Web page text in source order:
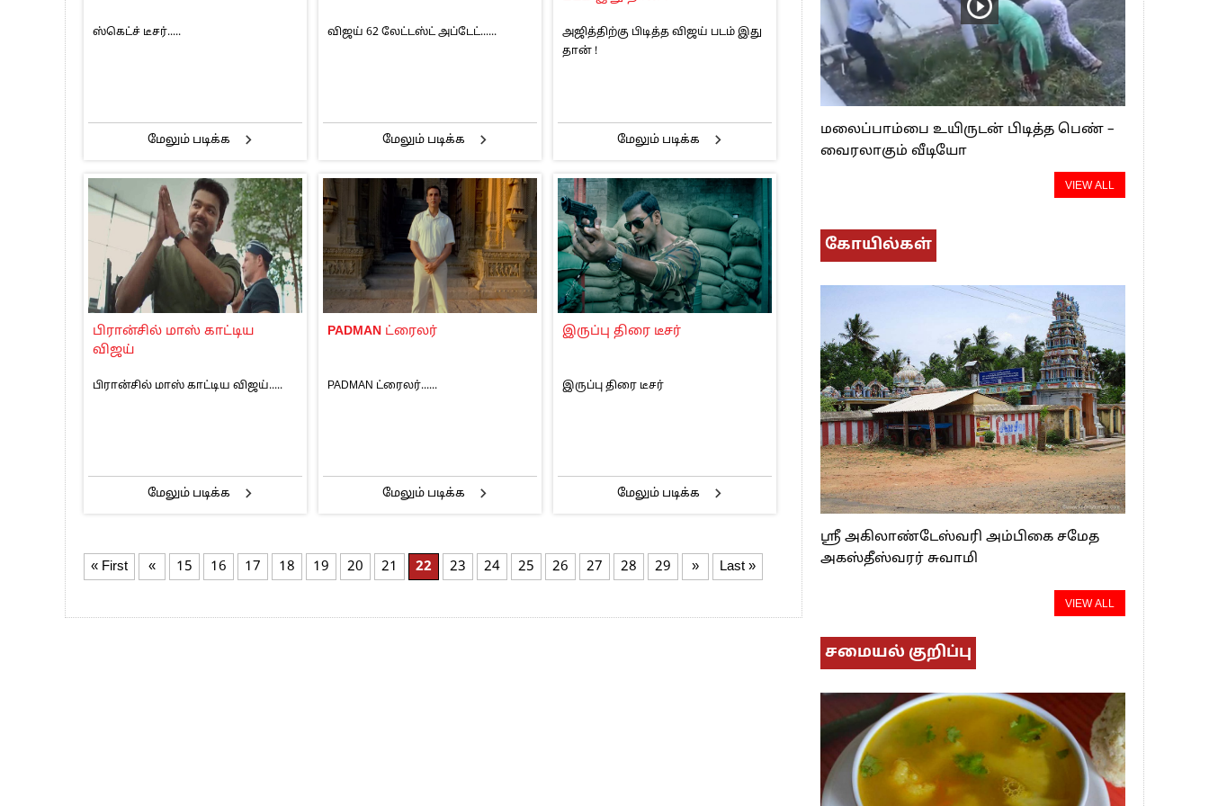
ஸ்கெட்ச் டீசர்.....
மேலும் படிக்க
விஜய் 62 லேட்டஸ்ட் அப்டேட்......
மேலும் படிக்க
அஜித்திற்கு பிடித்த விஜய் படம் இது
தான் !
மேலும் படிக்க
பிரான்சில் மாஸ் காட்டிய
விஜய்
பிரான்சில் மாஸ் காட்டிய விஜய்.....
மேலும் படிக்க
PADMANட்ரைலர்
PADMAN ட்ரைலர்......
மேலும் படிக்க
இருப்பு திரை டீசர்
இருப்பு திரை டீசர்
மேலும் படிக்க
« First « 15 16 17 18 19 20 21 22 23 24 25 26 27 28 29 » Last »
மலைப்பாம்பை உயிருடன் பிடித்த பெண் –
வைரலாகும் வீடியோ
VIEW ALL
கோயில்கள்
ஸ்ரீ அகிலாண்டேஸ்வரி அம்பிகை சமேத
அகஸ்தீஸ்வரர் சுவாமி
VIEW ALL
சமையல் குறிப்பு